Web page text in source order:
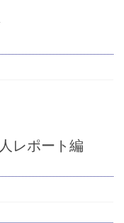
ス
レポート編